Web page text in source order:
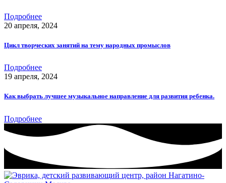
Подробнее
20 апреля, 2024
Цикл творческих занятий на тему народных промыслов
Подробнее
19 апреля, 2024
Как выбрать лучшее музыкальное направление для развития ребенка.
Подробнее